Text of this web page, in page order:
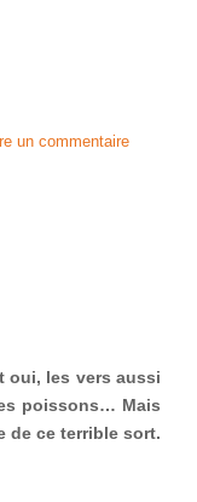
un commentaire
oui, les vers aussi
poissons… Mais
de ce terrible sort.